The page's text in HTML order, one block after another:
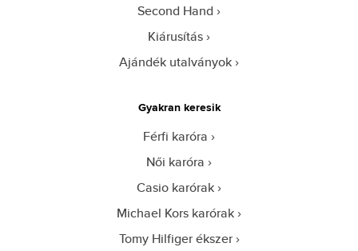
Second Hand
Kiárusítás
Ajándék utalványok
Gyakran keresik
Férfi karóra
Női karóra
Casio karórak
Michael Kors karórak
Tomy Hilfiger ékszer